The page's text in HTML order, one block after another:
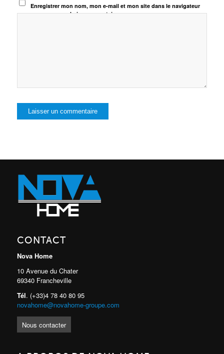
Enregistrer mon nom, mon e-mail et mon site dans le navigateur
pour mon prochain commentaire.
CONTACT
Nova Home
10 Avenue du Chater
69340 Francheville
Tél. (+33)4 78 40 80 95
novahome@novahome-groupe.com
Nous contacter